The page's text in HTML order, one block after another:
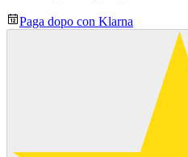
Paga dopo con Klarna